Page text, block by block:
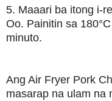
5. Maaari ba itong i-
Oo. Painitin sa
minuto.
Ang Air Fryer Pork
masarap na ulam na